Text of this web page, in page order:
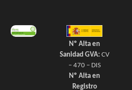
Nº Alta en
Sanidad GVA: CV
– 470 – DIS
Nº Alta en
Registro